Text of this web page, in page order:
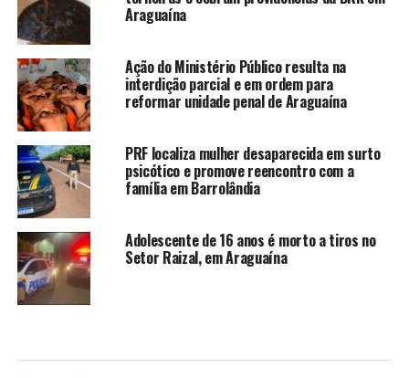
Araguaína
Ação do Ministério Público resulta na
interdição parcial e em ordem para
reformar unidade penal de Araguaína
PRF localiza mulher desaparecida em surto
psicótico e promove reencontro com a
família em Barrolândia
Adolescente de 16 anos é morto a tiros no
Setor Raizal, em Araguaína